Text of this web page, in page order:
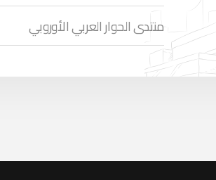
منتدى الحوار العربي الأوروبي